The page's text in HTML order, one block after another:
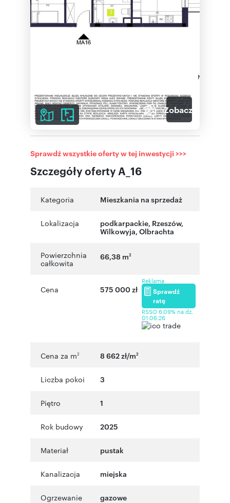
5 Zobacz galerię
Szczegóły oferty A_16
Sprawdź wszystkie oferty w tej inwestycji >>>
Kategoria Mieszkania na sprzedaż
Lokalizacja podkarpackie, Rzeszów,
Wilkowyja, Olbrachta
Powierzchnia
całkowita
66,38 m2
Cena 575 000 zł
Reklama
Sprawdź
ratę
RSSO 6,09% na dz.
01.06.26
Cena za m2 8 662 zł/m2
Liczba pokoi 3
Piętro 1
Rok budowy 2025
Materiał pustak
Kanalizacja miejska
Ogrzewanie gazowe